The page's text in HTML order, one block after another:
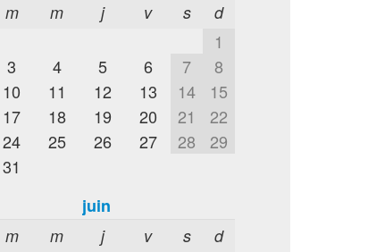
m m j v s d
1
3 4 5 6 7
8
10 11 12 13 14
15
17 18 19 20 21
22
24 25 26 27 28
29
31
juin
m m j v s d